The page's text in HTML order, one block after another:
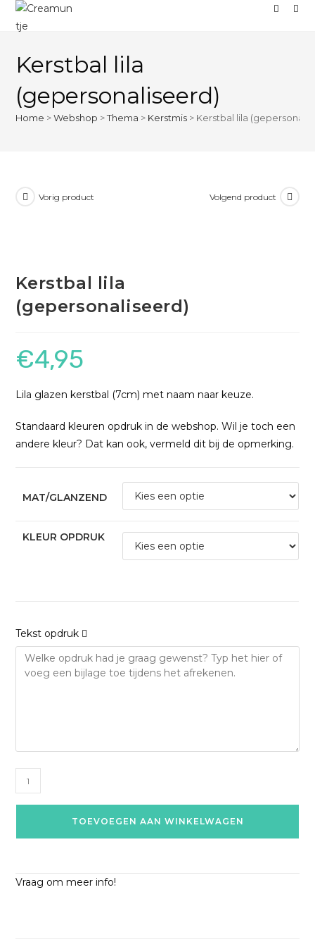
Kerstbal lila
(gepersonaliseerd)
Home >Webshop >Thema > Kerstmis > Kerstbal lila
Vorig product Volgend product
Kerstbal lila
(gepersonaliseerd)
€4,95
Lila glazen kerstbal (7cm) met naam naar keuze.
Standaard kleuren opdruk in de webshop. Wil je toch een
andere kleur? Dat kan ook, vermeld dit bij de opmerking.
MAT/GLANZEND
KLEUR OPDRUK
Tekst opdruk
TOEVOEGEN AAN WINKELWAGEN
Vraag om meer info!